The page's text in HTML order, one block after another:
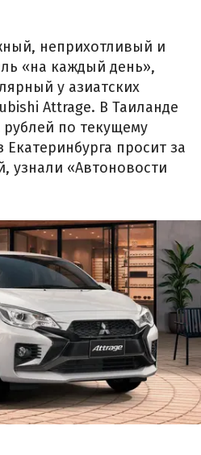
неприхотливый и
«на каждый день»,
у азиатских
Attrage. В Таиланде
рублей по текущему
Екатеринбурга просит за
узнали «Автоновости